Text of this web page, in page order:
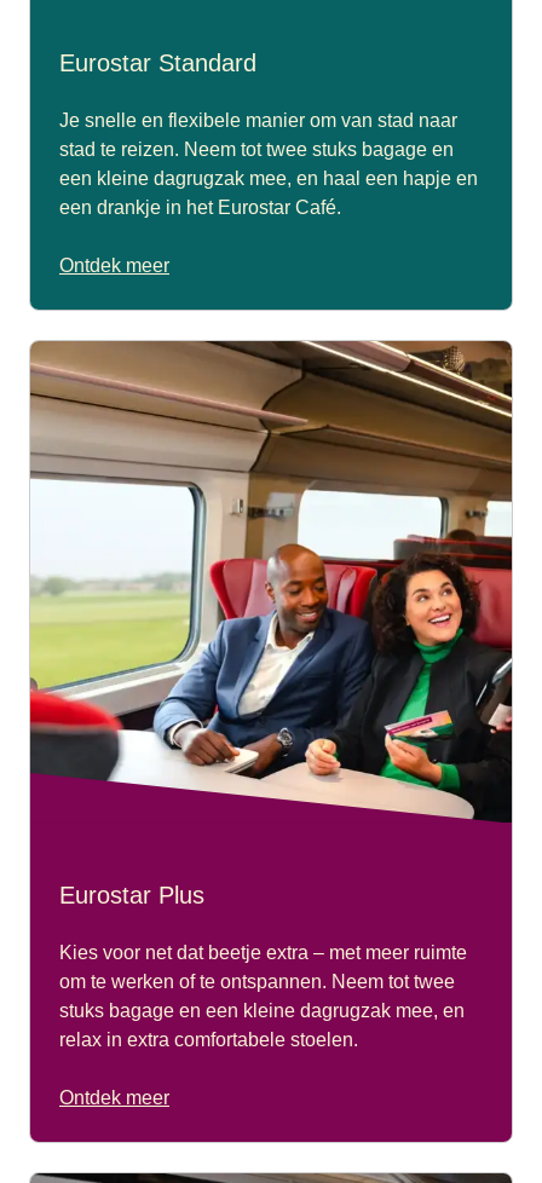
Eurostar Standard
Je snelle en flexibele manier om van stad naar
stad te reizen. Neem tot twee stuks bagage en
een kleine dagrugzak mee, en haal een hapje en
een drankje in het Eurostar Café.
Ontdek meer
Eurostar Plus
Kies voor net dat beetje extra – met meer ruimte
om te werken of te ontspannen. Neem tot twee
stuks bagage en een kleine dagrugzak mee, en
relax in extra comfortabele stoelen.
Ontdek meer